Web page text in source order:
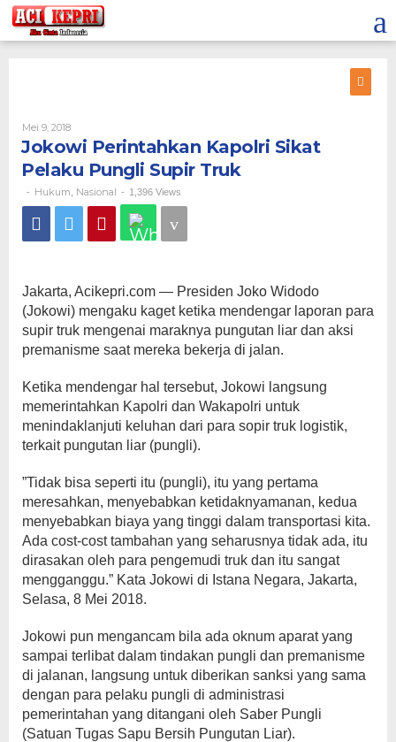
Lewati
ke
konten
Mei 9, 2018Oleh
Jokowi Perintahkan Kapolri Sikat
Pelaku Pungli Supir Truk
- Hukum Nasional - 1,396 Views
Jakarta, Acikepri.com — Presiden Joko Widodo
(Jokowi) mengaku kaget ketika mendengar laporan para
supir truk mengenai maraknya pungutan liar dan aksi
premanisme saat mereka bekerja di jalan.
Ketika mendengar hal tersebut, Jokowi langsung
memerintahkan Kapolri dan Wakapolri untuk
menindaklanjuti keluhan dari para sopir truk ‎logistik,
terkait pungutan liar (pungli).
‎”Tidak bisa seperti itu (pungli), itu yang pertama
meresahkan, menyebabkan ketidaknyamanan, kedua
menyebabkan biaya yang tinggi dalam transportasi kita.
Ada cost-cost tambahan yang seharusnya tidak ada, itu
dirasakan oleh para pengemudi truk dan itu sangat
mengganggu.” Kata Jokowi di Istana Negara, Jakarta,
Selasa, 8 Mei 2018.
Jokowi pun mengancam bila ada oknum aparat yang
sampai terlibat dalam tindakan pungli dan premanisme
di jalanan, langsung untuk diberikan sanksi ‎yang sama
dengan para pelaku pungli di administrasi
pemerintahan yang ditangani oleh Saber Pungli
(Satuan Tugas Sapu Bersih Pungutan Liar).